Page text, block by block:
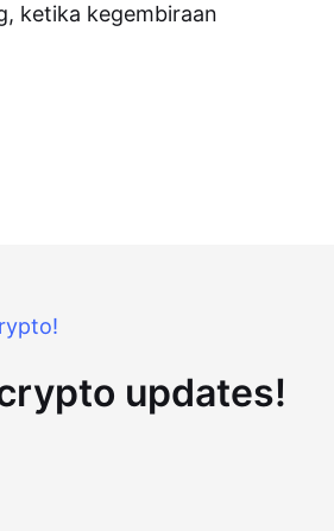
ketika kegembiraan
updates!